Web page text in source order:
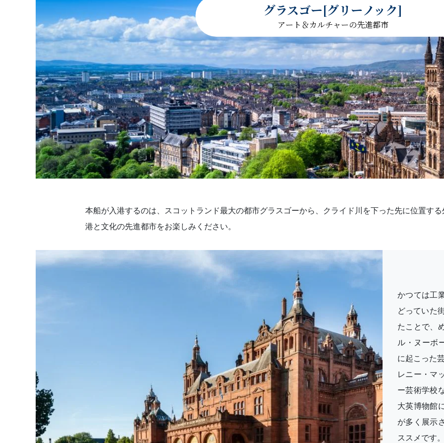
グラスゴー[グリーノック]
アート＆カルチャーの先進都市
本船が入港するのは、スコットランド最大の都市グラスゴーから、クライド川を下った先に位置す
港と文化の先進都市をお楽しみください。
かつては工
どっていた
たことで、
ル・ヌーボ
に起こった
レニー・マ
ー芸術学校
大英博物館
が多く展示
ススメです